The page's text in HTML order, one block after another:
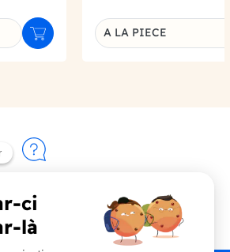
Ajouter au panierDéclinaison du produit
A LA PIECE
nous
90 91 20 80